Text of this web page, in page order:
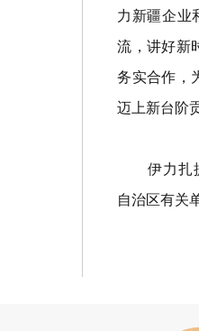
力新疆企业
流，讲好新
务实合作，
迈上新台阶
伊力扎
自治区有关